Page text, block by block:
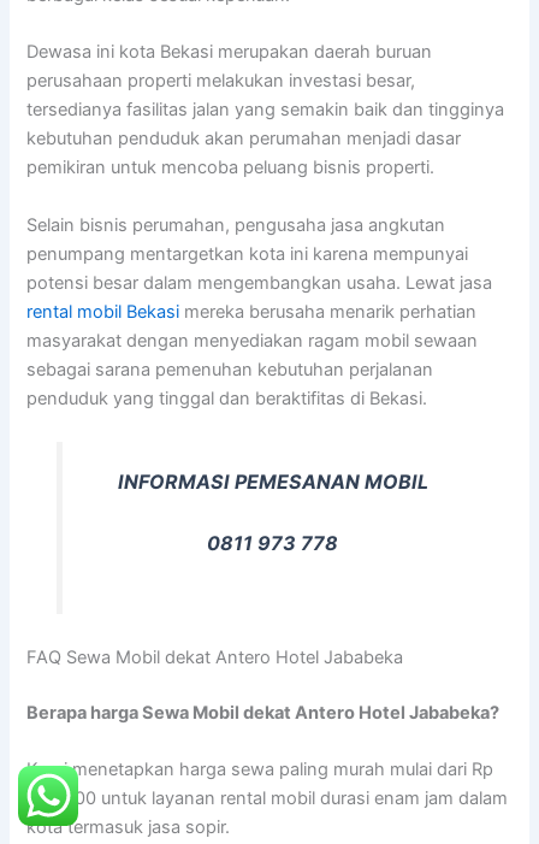
Dewasa ini kota Bekasi merupakan daerah buruan
perusahaan properti melakukan investasi besar,
tersedianya fasilitas jalan yang semakin baik dan tingginya
kebutuhan penduduk akan perumahan menjadi dasar
pemikiran untuk mencoba peluang bisnis properti.
Selain bisnis perumahan, pengusaha jasa angkutan
penumpang mentargetkan kota ini karena mempunyai
potensi besar dalam mengembangkan usaha. Lewat jasa
rental mobil Bekasi mereka berusaha menarik perhatian
masyarakat dengan menyediakan ragam mobil sewaan
sebagai sarana pemenuhan kebutuhan perjalanan
penduduk yang tinggal dan beraktifitas di Bekasi.
INFORMASI PEMESANAN MOBIL
0811 973 778
FAQ Sewa Mobil dekat Antero Hotel Jababeka
Berapa harga Sewa Mobil dekat Antero Hotel Jababeka?
Kami menetapkan harga sewa paling murah mulai dari Rp
300.000 untuk layanan rental mobil durasi enam jam dalam
kota termasuk jasa sopir.